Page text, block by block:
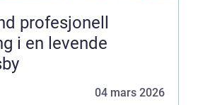
i en levende
04 mars 2026